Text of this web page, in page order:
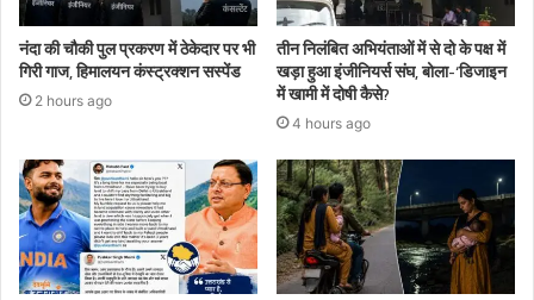
नंदा की चौकी पुल प्रकरण में ठेकेदार पर भी
गिरी गाज, हिमालयन कंस्ट्रक्शन सस्पेंड
2 hours ago
तीन निलंबित अभियंताओं में से दो के पक्ष में
खड़ा हुआ इंजीनियर्स संघ, बोला-‘डिजाइन
में खामी में दोषी कैसे?
4 hours ago